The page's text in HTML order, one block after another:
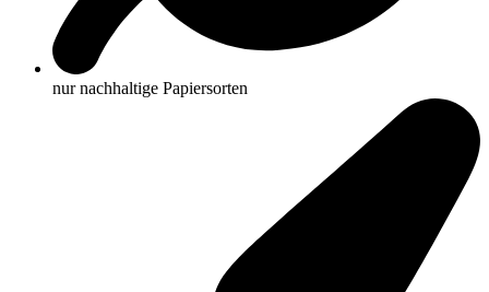
nur nachhaltige Papiersorten